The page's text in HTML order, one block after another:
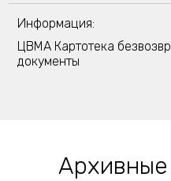
Информация:
ЦВМА Картотека
документы